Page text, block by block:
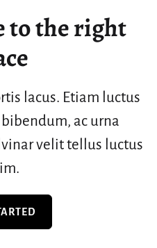
to the right
lacus. Etiam luctus
ac urna
velit tellus luctus